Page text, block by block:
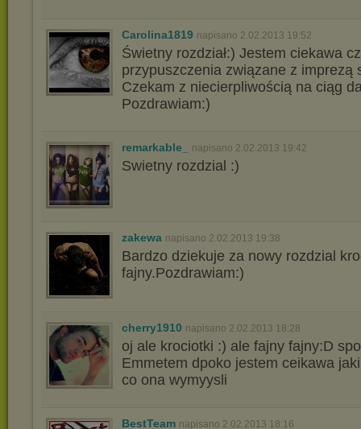
Carolina1819 napisano 2.02.2013 19:52
Świetny rozdział:) Jestem ciekawa
przypuszczenia związane z imprezą
Czekam z niecierpliwością na ciąg
Pozdrawiam:)
remarkable_ napisano 2.02.2013 19:42
Swietny rozdzial :)
zakewa napisano 2.02.2013 19:38
Bardzo dziekuje za nowy rozdzial
fajny.Pozdrawiam:)
cherry1910 napisano 2.02.2013 18:28
oj ale krociotki :) ale fajny fajny:D
Emmetem dpoko jestem ceikawa
co ona wymyysli
BestTeam napisano 2.02.2013 18:16